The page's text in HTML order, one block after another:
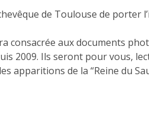
de Toulouse de porter
consacrée aux documents
2009. Ils seront pour vous,
apparitions de la “Reine du